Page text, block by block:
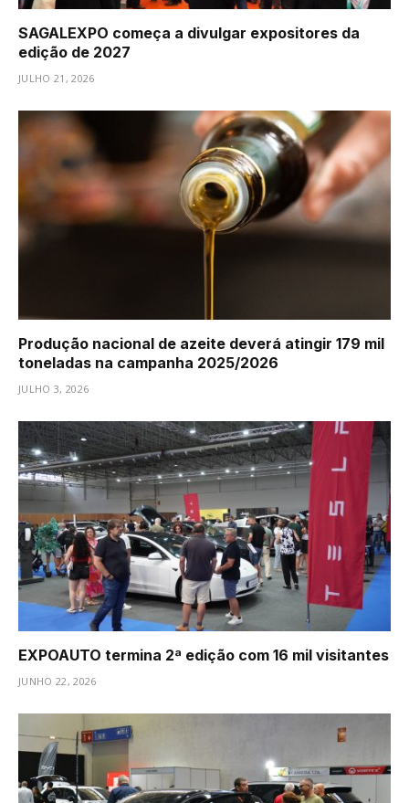
SAGALEXPO começa a divulgar expositores da
edição de 2027
JULHO 21, 2026
Produção nacional de azeite deverá atingir 179 mil
toneladas na campanha 2025/2026
JULHO 3, 2026
EXPOAUTO termina 2ª edição com 16 mil visitantes
JUNHO 22, 2026